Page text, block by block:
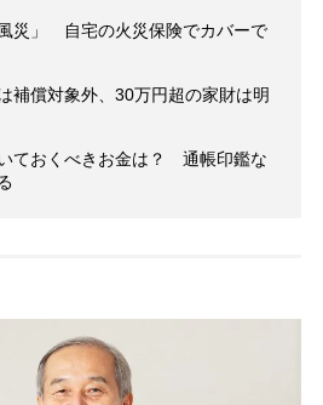
災」 自宅の火災保険でカバーで
補償対象外、30万円超の家財は明
ておくべきお金は？ 通帳印鑑な